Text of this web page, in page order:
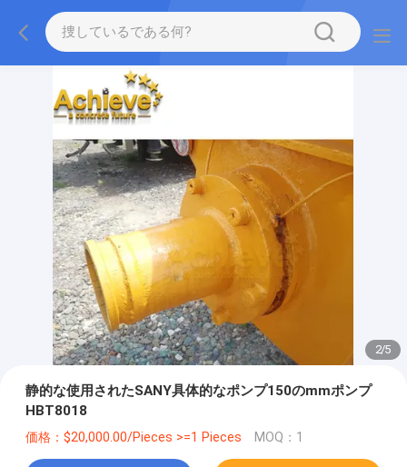
2/5
静的な使用されたSANY具体的なポンプ150のmmポンプ
HBT8018
価格：$20,000.00/Pieces >=1 Pieces MOQ：1